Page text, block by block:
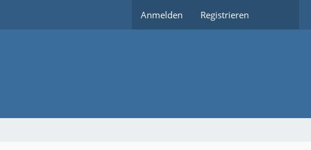
Anmelden Registrieren